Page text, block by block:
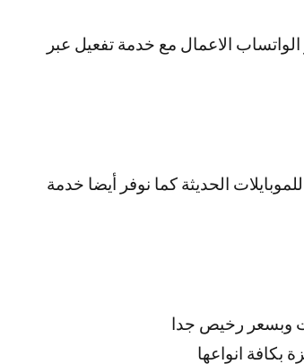
الاعمال مع خدمة تفعيل عبر
الحديثة كما نوفر أيضا خدمة
وبسعر رخيص جدا
بكافة انواعها